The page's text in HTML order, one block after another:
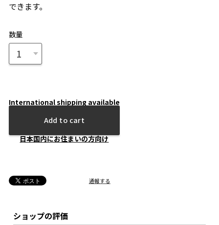
できます。
数量
International shipping available
Add to cart
日本国内にお住まいの方向け
通報する
ショップの評価